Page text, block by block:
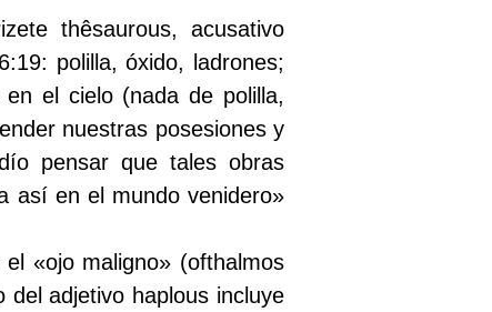
thêsaurous, acusativo
polilla, óxido, ladrones;
el cielo (nada de polilla,
nuestras posesiones y
pensar que tales obras
así en el mundo venidero»
«ojo maligno» (ofthalmos
adjetivo haplous incluye